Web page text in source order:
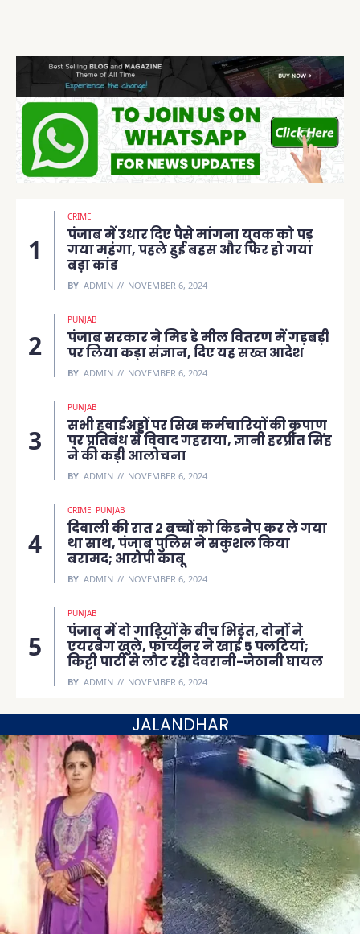
CRIME
पंजाब में उधार दिए पैसे मांगना युवक को पड़
गया महंगा, पहले हुई बहस और फिर हो गया
बड़ा कांड
BY ADMIN NOVEMBER 6, 2024
PUNJAB
पंजाब सरकार ने मिड डे मील वितरण में गड़बड़ी
पर लिया कड़ा संज्ञान, दिए यह सख्त आदेश
BY ADMIN NOVEMBER 6, 2024
PUNJAB
सभी हवाईअड्डों पर सिख कर्मचारियों की कृपाण
पर प्रतिबंध से विवाद गहराया, ज्ञानी हरप्रीत सिंह
ने की कड़ी आलोचना
BY ADMIN NOVEMBER 6, 2024
CRIME PUNJAB
दिवाली की रात 2 बच्चों को किडनैप कर ले गया
था साथ, पंजाब पुलिस ने सकुशल किया
बरामद; आरोपी काबू
BY ADMIN NOVEMBER 6, 2024
PUNJAB
पंजाब में दो गाड़ियों के बीच भिड़ंत, दोनों ने
एयरबैग खुले, फॉर्च्यूनर ने खाई 5 पलटियां;
किट्टी पार्टी से लौट रही देवरानी-जेठानी घायल
BY ADMIN NOVEMBER 6, 2024
JALANDHAR